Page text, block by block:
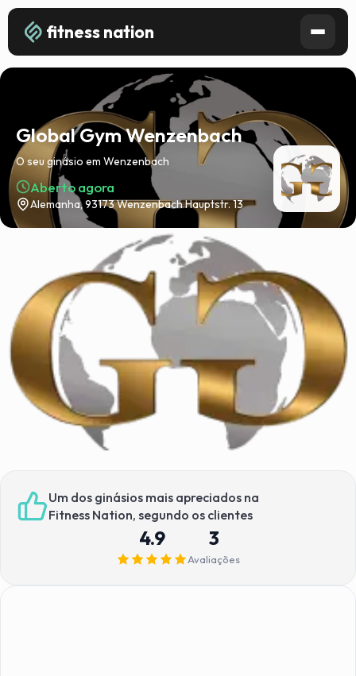
fitness nation
Global Gym Wenzenbach
O seu ginásio em Wenzenbach
Aberto agora
Alemanha, 93173 Wenzenbach Hauptstr. 13
Um dos ginásios mais apreciados na
Fitness Nation, segundo os clientes
4.9 3
Avaliações